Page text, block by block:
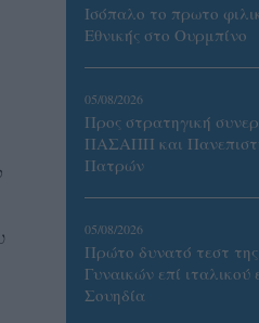
Ισόπαλο το πρωτο
Εθνικής στο Ουρμπίνο
05/08/2026
Προς στρατηγική
ΠΑΣΑΠΠ και
Πατρών
05/08/2026
Πρώτο δυνατό τεστ της
Γυναικών επί ιταλικού
Σουηδία